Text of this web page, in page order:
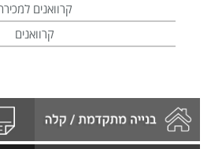
קרוואנים
קרוואנים